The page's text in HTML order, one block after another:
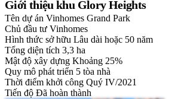
Giới thiệu khu Glory Heights
Tên dự án Vinhomes Grand Park
Chủ đầu tư Vinhomes
Hình thức sở hữu Lâu dài hoặc 50 năm
Tổng diện tích 3,3 ha
Mật độ xây dựng Khoảng 25%
Quy mô phát triển 5 tòa nhà
Thời điểm khởi công Quý IV/2021
Tiến độ Đã hoàn thành